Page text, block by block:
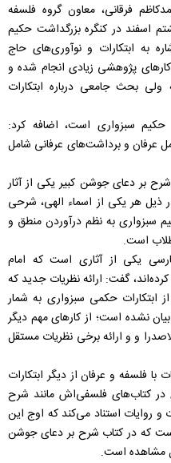
فرقانی، معاون گروه فلسفه
اسفند در کنگره بزرگداشت حکیم
به ابتکارات و نوآوری‌های حاج
پژوهشی زیادی انجام شده و
بحث جامعی درباره ابتکارات
حکیم سبزواری است، اضافه کرد:
عرفان و برداشت‌های عرفانی شامل
شرح بر دعای جوشن کبیر یکی از آثار
هر یکی از اسماء الهی، شرحی
سبزواری به نظم درآوردن منطق و
است.
یکی از آثاری است که امام
گفت: ارائه نظریات جدید که
ابتکارات حکمی سبزواری به شمار
نشده است؛ از کارهای مهم دیگر
و و ارائه برخی نظریات مستقل
با فلسفه و عرفان از دیگر ابتکارات
کتاب‌های فلسفی‌اش مانند شرح
و روایات استناد می‌کند که اوج این
است که در کتاب شرح بر دعای جوشن
مشاهده است.